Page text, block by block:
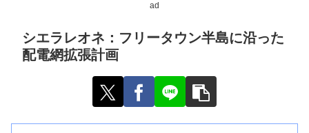
ad
シエラレオネ：フリータウン半島に沿った
配電網拡張計画